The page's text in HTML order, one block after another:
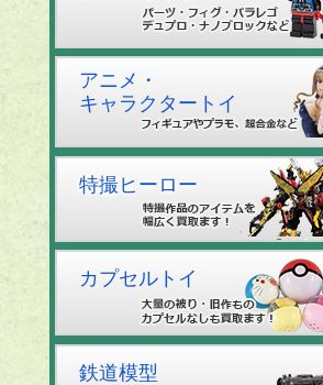
アニメ・
キャラクタートイ
特撮ヒーロー
カプセルトイ
鉄道模型